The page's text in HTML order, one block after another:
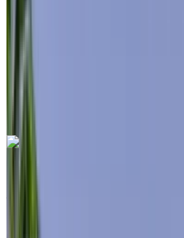
WhatsApp
Aéroport de Rabat Sale, Rabat